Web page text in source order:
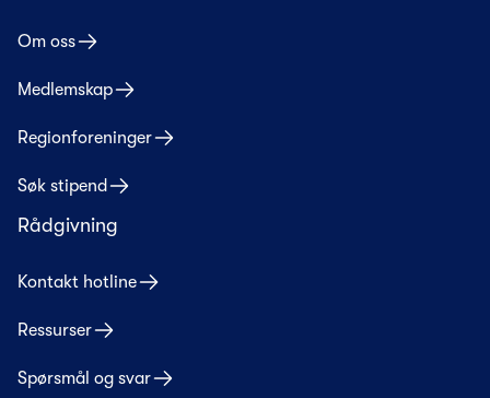
Om oss
Medlemskap
Regionforeninger
Søk stipend
Rådgivning
Kontakt hotline
Ressurser
Spørsmål og svar